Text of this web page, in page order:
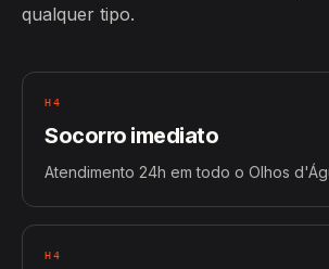
qualquer tipo.
H4
Socorro imediato
Atendimento 24h em todo o Olhos
H4